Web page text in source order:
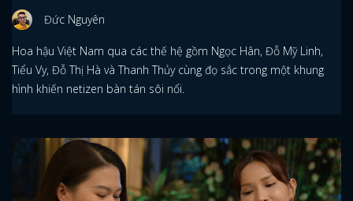
Đức Nguyên
Hoa hậu Việt Nam qua các thế hệ gồm Ngọc Hân, Đỗ Mỹ Linh,
Tiểu Vy, Đỗ Thị Hà và Thanh Thủy cùng đọ sắc trong một khung
hình khiến netizen bàn tán sôi nổi.